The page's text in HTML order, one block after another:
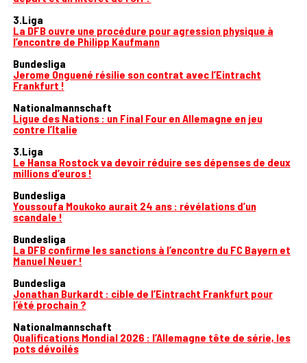
3.Liga
La DFB ouvre une procédure pour agression physique à
l’encontre de Philipp Kaufmann
Bundesliga
Jerome Onguené résilie son contrat avec l’Eintracht
Frankfurt !
Nationalmannschaft
Ligue des Nations : un Final Four en Allemagne en jeu
contre l’Italie
3.Liga
Le Hansa Rostock va devoir réduire ses dépenses de deux
millions d’euros !
Bundesliga
Youssoufa Moukoko aurait 24 ans : révélations d’un
scandale !
Bundesliga
La DFB confirme les sanctions à l’encontre du FC Bayern et
Manuel Neuer !
Bundesliga
Jonathan Burkardt : cible de l’Eintracht Frankfurt pour
l’été prochain ?
Nationalmannschaft
Qualifications Mondial 2026 : l’Allemagne tête de série, les
pots dévoilés